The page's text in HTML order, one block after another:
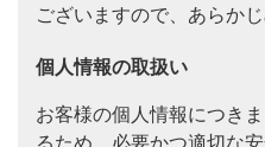
ございますので、あらか
個人情報の取扱い
お客様の個人情報につき
るため、必要かつ適切な